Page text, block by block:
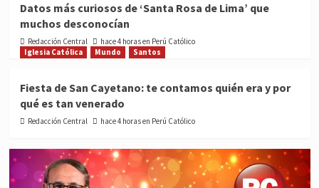
Datos más curiosos de ‘Santa Rosa de Lima’ que
muchos desconocían
Redacción Central
hace 4 horas en Perú Católico
Iglesia Católica
Mundo Santos
Fiesta de San Cayetano: te contamos quién era y por
qué es tan venerado
Redacción Central hace 4 horas en Perú Católico